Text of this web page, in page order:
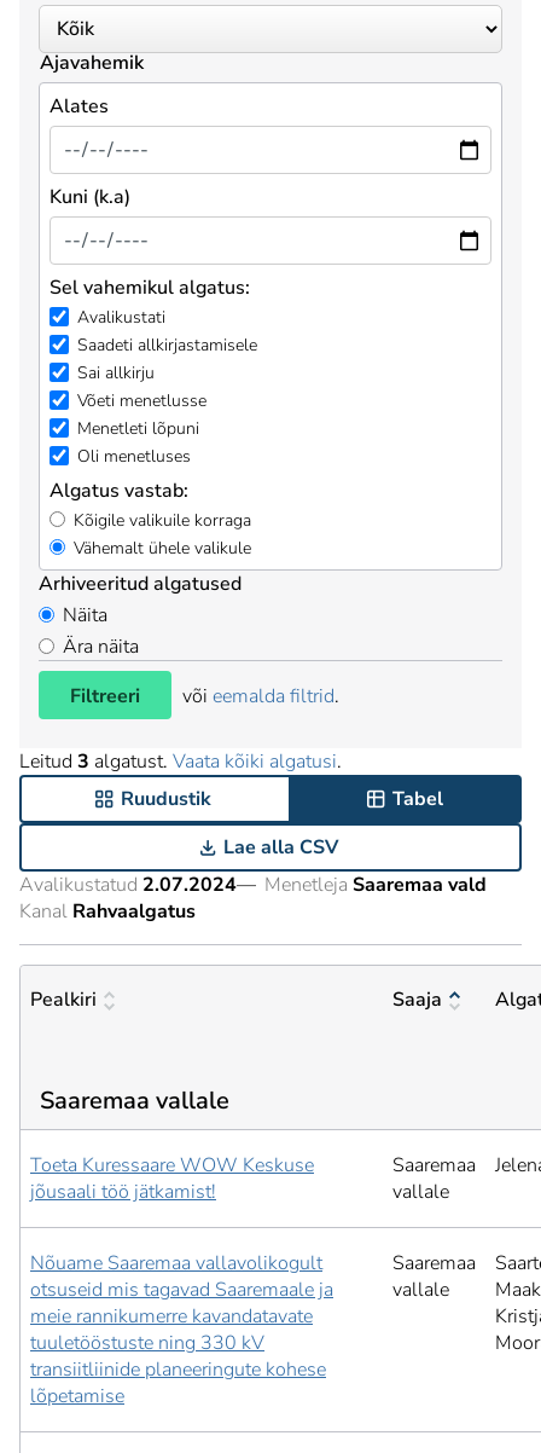
Ajavahemik
Alates
Kuni (k.a)
Sel vahemikul algatus:
Avalikustati
Saadeti allkirjastamisele
Sai allkirju
Võeti menetlusse
Menetleti lõpuni
Oli menetluses
Algatus vastab:
Kõigile valikuile korraga
Vähemalt ühele valikule
Arhiveeritud algatused
Näita
Ära näita
Filtreeri
või eemalda filtrid.
Leitud 3 algatust. Vaata kõiki algatusi.
Ruudustik
Tabel
Lae alla CSV
Avalikustatud 2.07.2024— Menetleja Saaremaa vald
Kanal Rahvaalgatus
Pealkiri Saaja
Saaremaa vallale
Toeta Kuressaare WOW Keskuse
jõusaali töö jätkamist!
Saaremaa
vallale
Nõuame Saaremaa vallavolikogult
otsuseid mis tagavad Saaremaale ja
meie rannikumerre kavandatavate
tuuletööstuste ning 330 kV
transiitliinide planeeringute kohese
lõpetamise
Saaremaa
vallale